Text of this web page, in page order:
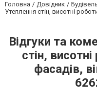
Головна Довідник
Утеплення стін, висотні
Відгуки та
стін,
фасадів,